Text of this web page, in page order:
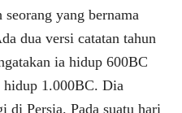
yang bernama
dua versi catatan tahun
ia hidup 600BC
hidup 1.000BC. Dia
di Persia. Pada suatu hari